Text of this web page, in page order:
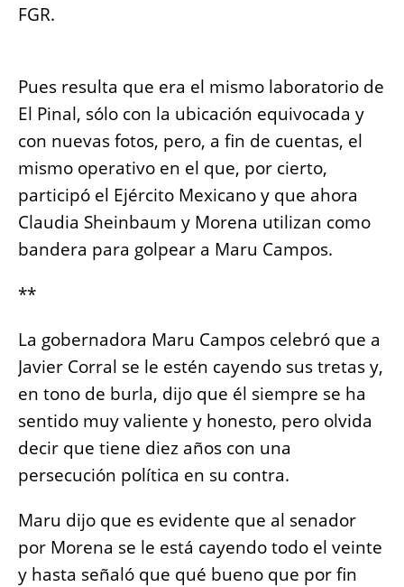
FGR.
Pues resulta que era el mismo laboratorio de
El Pinal, sólo con la ubicación equivocada y
con nuevas fotos, pero, a fin de cuentas, el
mismo operativo en el que, por cierto,
participó el Ejército Mexicano y que ahora
Claudia Sheinbaum y Morena utilizan como
bandera para golpear a Maru Campos.
**
La gobernadora Maru Campos celebró que a
Javier Corral se le estén cayendo sus tretas y,
en tono de burla, dijo que él siempre se ha
sentido muy valiente y honesto, pero olvida
decir que tiene diez años con una
persecución política en su contra.
Maru dijo que es evidente que al senador
por Morena se le está cayendo todo el veinte
y hasta señaló que qué bueno que por fin